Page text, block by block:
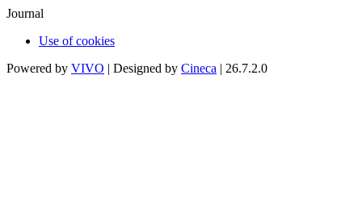
Journal
Use of cookies
Powered by VIVO | Designed by Cineca | 26.7.2.0